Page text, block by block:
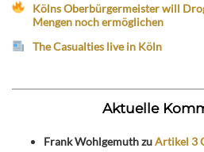
Kölns Oberbürgermeister will
Mengen noch ermöglichen
The Casualties live in Köln
Aktuelle
Frank WohlgemuthzuArtikel 3